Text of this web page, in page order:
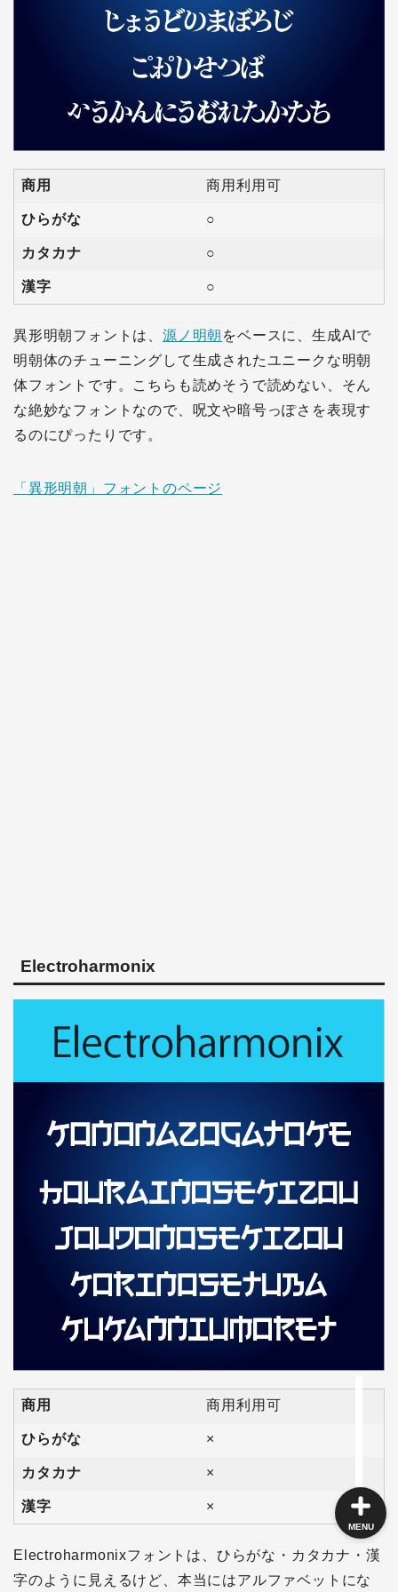
商用 商用利用可
ひらがな ○
カタカナ ○
漢字 ○
異形明朝フォントは、 源ノ明朝 をベースに、生成AIで
明朝体のチューニングして生成されたユニークな明朝
体フォントです。こちらも読めそうで読めない、そん
な絶妙なフォントなので、呪文や暗号っぽさを表現す
るのにぴったりです。
「異形明朝」フォントのページ
Electroharmonix
商用 商用利用可
ひらがな ×
カタカナ ×
漢字 ×
Electroharmonixフォントは、ひらがな・カタカナ・漢
字のように見えるけど、本当にはアルファベットにな
MENU
手書き風